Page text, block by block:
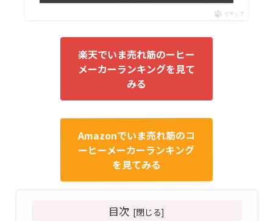
ポチップ
楽天でいま売れ筋のーヒー
メーカーランキングを見て
みる
Amazonでいま売れ筋のコ
ーヒーメーカーランキング
を見てみる
目次